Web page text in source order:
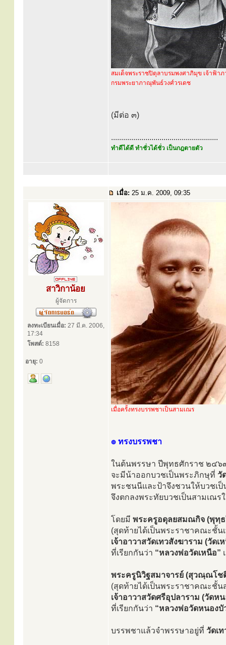
สมเด็จพระราชปิตุลาบรมพงศาภิมุข เจ้าฟ้า
กรมพระยาภาณุพันธ์วงศ์วรเดช
(มีต่อ ๓)
.....................................................
ทำดีได้ดี ทำชั่วได้ชั่ว เป็นกฎตายตัว
เมื่อ: 25 ม.ค. 2009, 09:35
สาวิกาน้อย
ผู้จัดการ
ลงทะเบียนเมื่อ: 27 มี.ค. 2006,
17:34
โพสต์: 8158
อายุ: 0
เมื่อครั้งทรงบรรพชาเป็นสามเณร
๏ ทรงบรรพชา
ในต้นพรรษา ปีพุทธศักราช ๒๔๖
จะมีน้าออกบวชเป็นพระภิกษุที่ วั
พระชนนีและป้าจึงชวนให้บวชเป็
จึงตกลงพระทัยบวชเป็นสามเณ
โดยมี พระครูอดุลยสมณกิจ (พุทฺ
(สุดท้ายได้เป็นพระราชาคณะชั้น
เจ้าอาวาสวัดเทวสังฆาราม (วัดเ
ที่เรียกกันว่า “หลวงพ่อวัดเหนือ”
พระครูนิวิฐสมาจารย์ (สุวณฺณโช
(สุดท้ายได้เป็นพระราชาคณะชั้
เจ้าอาวาสวัดศรีอุปลาราม (วัดห
ที่เรียกกันว่า “หลวงพ่อวัดหนองบั
บรรพชาแล้วจำพรรษาอยู่ที่ วัดเ